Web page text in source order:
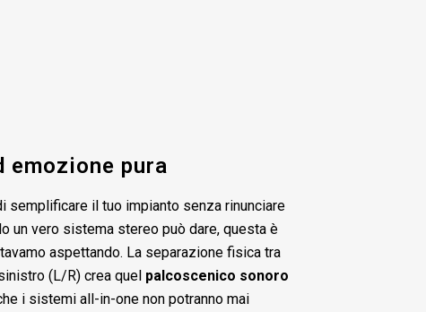
emozione pura
semplificare il tuo impianto senza rinunciare
un vero sistema stereo può dare, questa è
aspettando. La separazione fisica tra
(L/R) crea quel palcoscenico sonoro
i sistemi all-in-one non potranno mai